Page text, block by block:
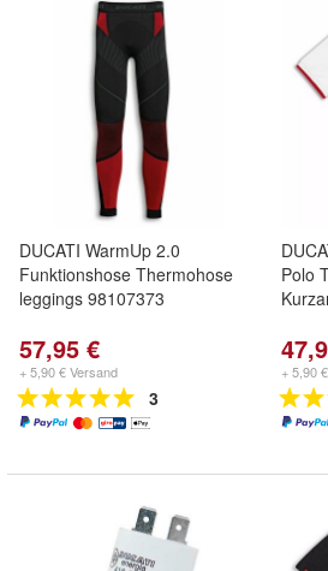
DUCATI WarmUp 2.0
Funktionshose Thermohose
leggings 98107373
57,95 €
+ 5,90 € Versand
3
Polo
+ 5,90